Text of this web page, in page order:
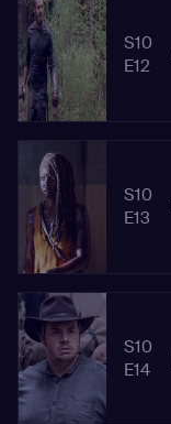
S10
E12
S10
E13
S10
E14